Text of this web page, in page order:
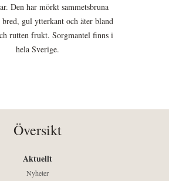
Den har mörkt sammetsbruna
gul ytterkant och äter bland
rutten frukt. Sorgmantel finns i
hela Sverige.
Översikt
Aktuellt
Nyheter